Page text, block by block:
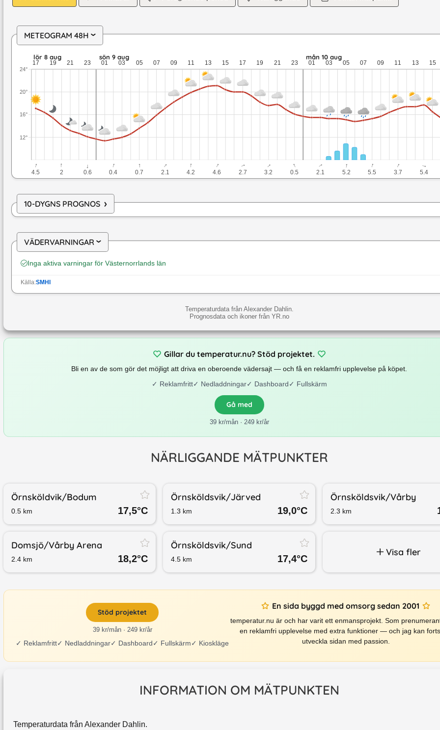
METEOGRAM 48H›
lör 8 aug: 17,1 till 12,1 grader: ingen nederbörd: upp till 4,5 meter per sekund vind. sön 9 aug: 21,1 till 11,4 grader: ingen
lör 8 aug sön 9 aug mån 10 aug
17 19 21 23 01 03 05 07 09 11 13 15 17 19 21 23 01 03 05 07 09 11 13 15
12°
16°
20°
24°
↓
4.5
↓
2
↓
0.6
↓
0.4
↓
0.7
↓
2.1
↓
4.2
↓
4.6
↓
2.7
↓
3.2
↓
0.5
↓
2.1
↓
5.2
↓
5.5
↓
3.7
↓
5.4
10-DYGNS PROGNOS ›
VÄDERVARNINGAR›
Inga aktiva varningar för Västernorrlands län
Källa:SMHI
Temperaturdata från Alexander Dahlin.
Prognosdata och ikoner från YR.no
Gillar du temperatur.nu? Stöd projektet.
Bli en av de som gör det möjligt att driva en oberoende vädersajt — och få en reklamfri upplevelse på köpet.
✓ Reklamfritt✓ Nedladdningar✓ Dashboard✓ Fullskärm
Gå med
39 kr/mån · 249 kr/år
NÄRLIGGANDE MÄTPUNKTER
Örnsköldvik/​Bodum
0.5 km 17,5°C
Örnsköldsvik/​Järved
1.3 km 19,0°C
Örnsköldsvik/​Vårby
2.3 km
Domsjö/​Vårby Arena
2.4 km 18,2°C
Örnsköldsvik/​Sund
4.5 km 17,4°C
Visa fler
Stöd projektet
39 kr/mån · 249 kr/år
✓ Reklamfritt✓ Nedladdningar✓ Dashboard✓ Fullskärm✓ Kioskläge
En sida byggd med omsorg sedan 2001
temperatur.nu är och har varit ett enmansprojekt. Som
en reklamfri upplevelse med extra funktioner — och jag kan
utveckla sidan med passion.
INFORMATION OM MÄTPUNKTEN
Temperaturdata från Alexander Dahlin.